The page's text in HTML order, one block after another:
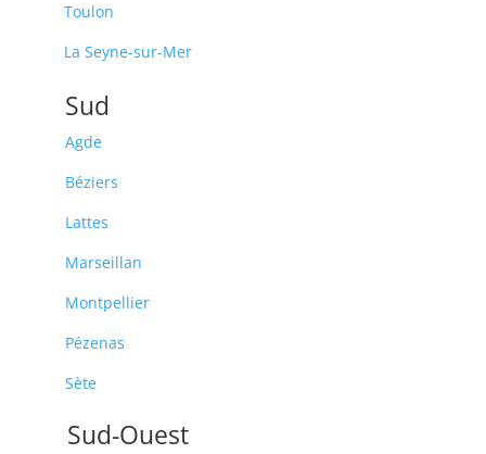
Toulon
La Seyne-sur-Mer
Sud
Agde
Béziers
Lattes
Marseillan
Montpellier
Pézenas
Sète
Sud-Ouest